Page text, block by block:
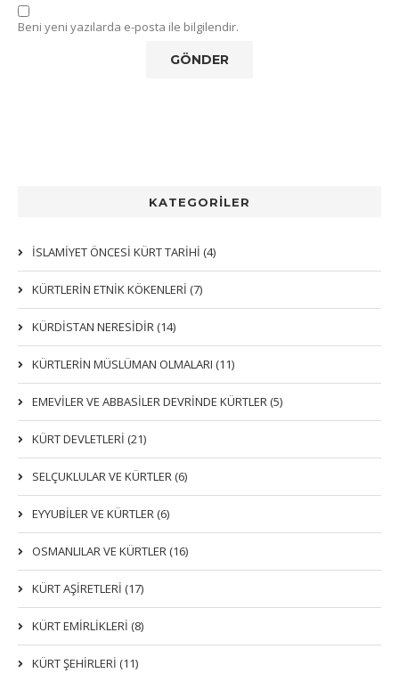
Beni yeni yazılarda e-posta ile bilgilendir.
KATEGORİLER
İSLAMİYET ÖNCESİ KÜRT TARİHİ (4)
KÜRTLERIN ETNIK KÖKENLERI (7)
KÜRDİSTAN NERESİDİR (14)
KÜRTLERİN MÜSLÜMAN OLMALARI (11)
EMEVİLER VE ABBASİLER DEVRİNDE KÜRTLER (5)
KÜRT DEVLETLERİ (21)
SELÇUKLULAR VE KÜRTLER (6)
EYYUBİLER VE KÜRTLER (6)
OSMANLILAR VE KÜRTLER (16)
KÜRT AŞİRETLERİ (17)
KÜRT EMİRLİKLERİ (8)
KÜRT ŞEHİRLERİ (11)